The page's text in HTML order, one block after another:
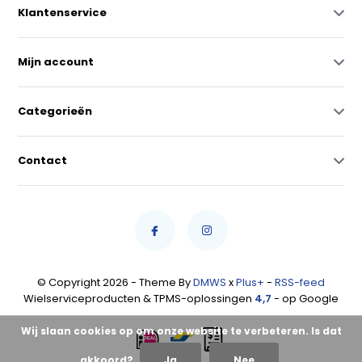
Klantenservice
Mijn account
Categorieën
Contact
© Copyright 2026 - Theme ByDMWS xPlus+ - RSS-feed
Wielserviceproducten & TPMS-oplossingen 4,7 - op Google
Wij slaan cookies op om onze website te verbeteren. Is dat